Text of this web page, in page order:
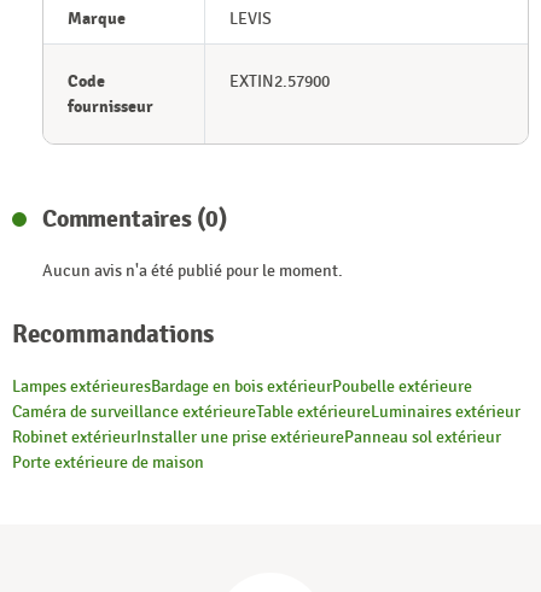
Marque LEVIS
Code
fournisseur
EXTIN2.57900
Commentaires (0)
Aucun avis n'a été publié pour le moment.
Recommandations
Lampes extérieuresBardage en bois extérieurPoubelle extérieure
Caméra de surveillance extérieureTable extérieureLuminaires extérieur
Robinet extérieurInstaller une prise extérieurePanneau sol extérieur
Porte extérieure de maison